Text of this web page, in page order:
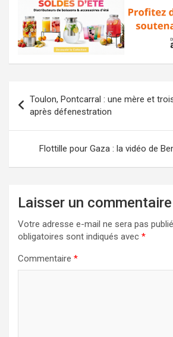
de
l’article
Toulon, Pontcarral : une mère et
après défenestration
Flottille pour Gaza : la vidéo de
Laisser un commentaire
Votre adresse e-mail ne sera pas
obligatoires sont indiqués avec *
Commentaire *